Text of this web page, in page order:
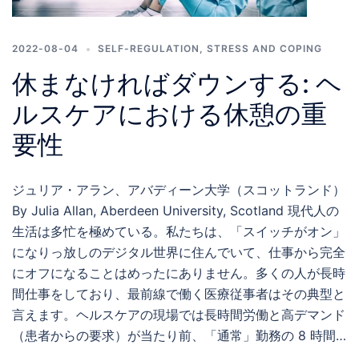
2022-08-04 SELF-REGULATION , STRESS AND COPING
休まなければダウンする: ヘ
ルスケアにおける休憩の重
要性￼
ジュリア・アラン、アバディーン大学（スコットランド）
By Julia Allan, Aberdeen University, Scotland 現代人の
生活は多忙を極めている。私たちは、「スイッチがオン」
になりっ放しのデジタル世界に住んでいて、仕事から完全
にオフになることはめったにありません。多くの人が長時
間仕事をしており、最前線で働く医療従事者はその典型と
言えます。ヘルスケアの現場では長時間労働と高デマンド
（患者からの要求）が当たり前、「通常」勤務の 8 時間